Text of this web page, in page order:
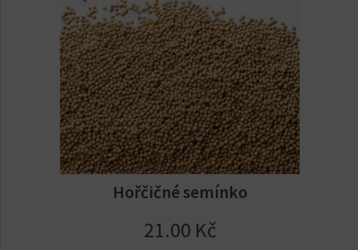
Hořčičné semínko
21.00 Kč